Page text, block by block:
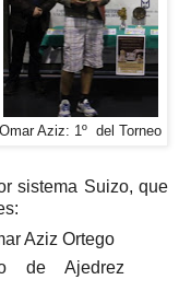
Omar Aziz: 1º del Torneo
sistema Suizo, que
Aziz Ortego
de Ajedrez